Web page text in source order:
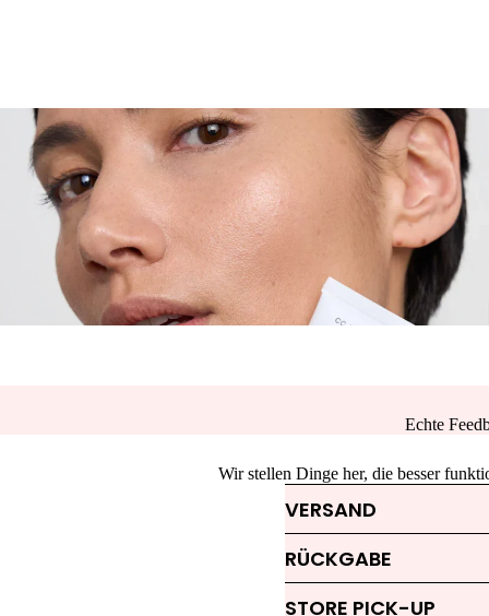
Echte
Wir stellen Dinge her, die besser
VERSAND
RÜCKGABE
STORE PICK-UP